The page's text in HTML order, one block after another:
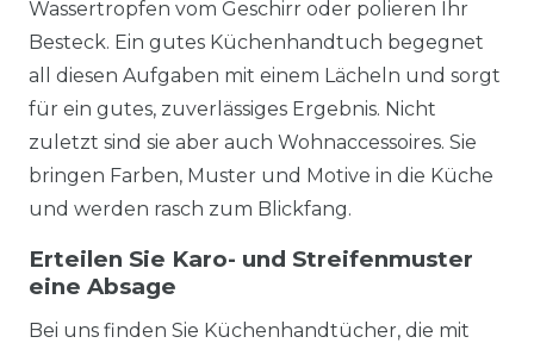
Wassertropfen vom Geschirr oder polieren Ihr
Besteck. Ein gutes Küchenhandtuch begegnet
all diesen Aufgaben mit einem Lächeln und sorgt
für ein gutes, zuverlässiges Ergebnis. Nicht
zuletzt sind sie aber auch Wohnaccessoires. Sie
bringen Farben, Muster und Motive in die Küche
und werden rasch zum Blickfang.
Erteilen Sie Karo- und Streifenmuster
eine Absage
Bei uns finden Sie Küchenhandtücher, die mit